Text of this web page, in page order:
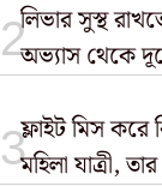
লিভার সুস্থ
অভ্যাস থেকে
ফ্লাইট মিস করে
মহিলা যাত্রী,